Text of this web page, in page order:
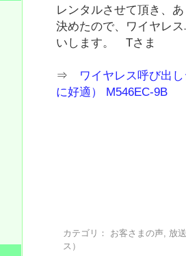
レンタルさせて頂き、
決めたので、ワイヤレ
いします。 Tさま
⇒ ワイヤレス呼び出
に好適） M546EC-9B
カテゴリ： お客さまの声 放
ス）